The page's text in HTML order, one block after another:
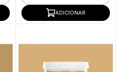
ADICIONAR